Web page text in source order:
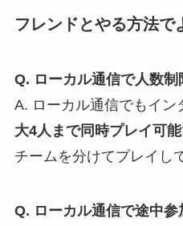
フレンドとやる方法で
Q. ローカル通信で人数制
A. ローカル通信でもイン
大4人まで同時プレイ可能
チームを分けてプレイし
Q. ローカル通信で途中参